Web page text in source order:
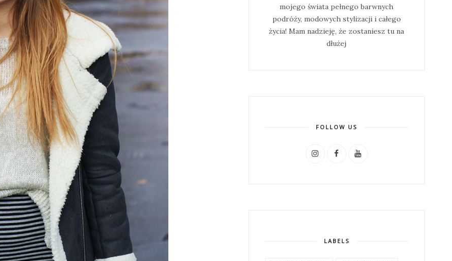
mojego świata pełnego barwnych
podróży, modowych stylizacji i całego
życia! Mam nadzieję, że zostaniesz tu na
dłużej
FOLLOW US
LABELS